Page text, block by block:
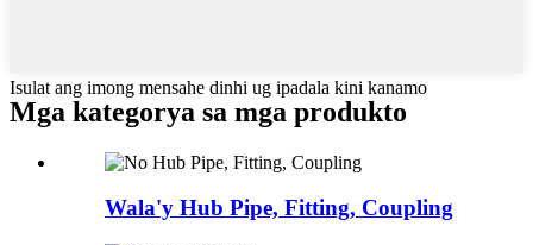
Isulat ang imong mensahe dinhi ug ipadala kini kanamo
Mga kategorya sa mga produkto
Wala'y Hub Pipe, Fitting, Coupling